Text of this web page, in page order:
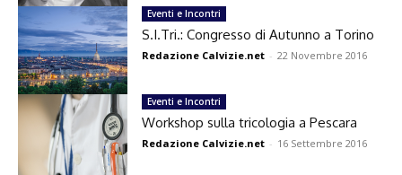
Eventi e Incontri
S.I.Tri.: Congresso di Autunno a Torino
Redazione Calvizie.net - 22 Novembre 2016
Eventi e Incontri
Workshop sulla tricologia a Pescara
Redazione Calvizie.net - 16 Settembre 2016